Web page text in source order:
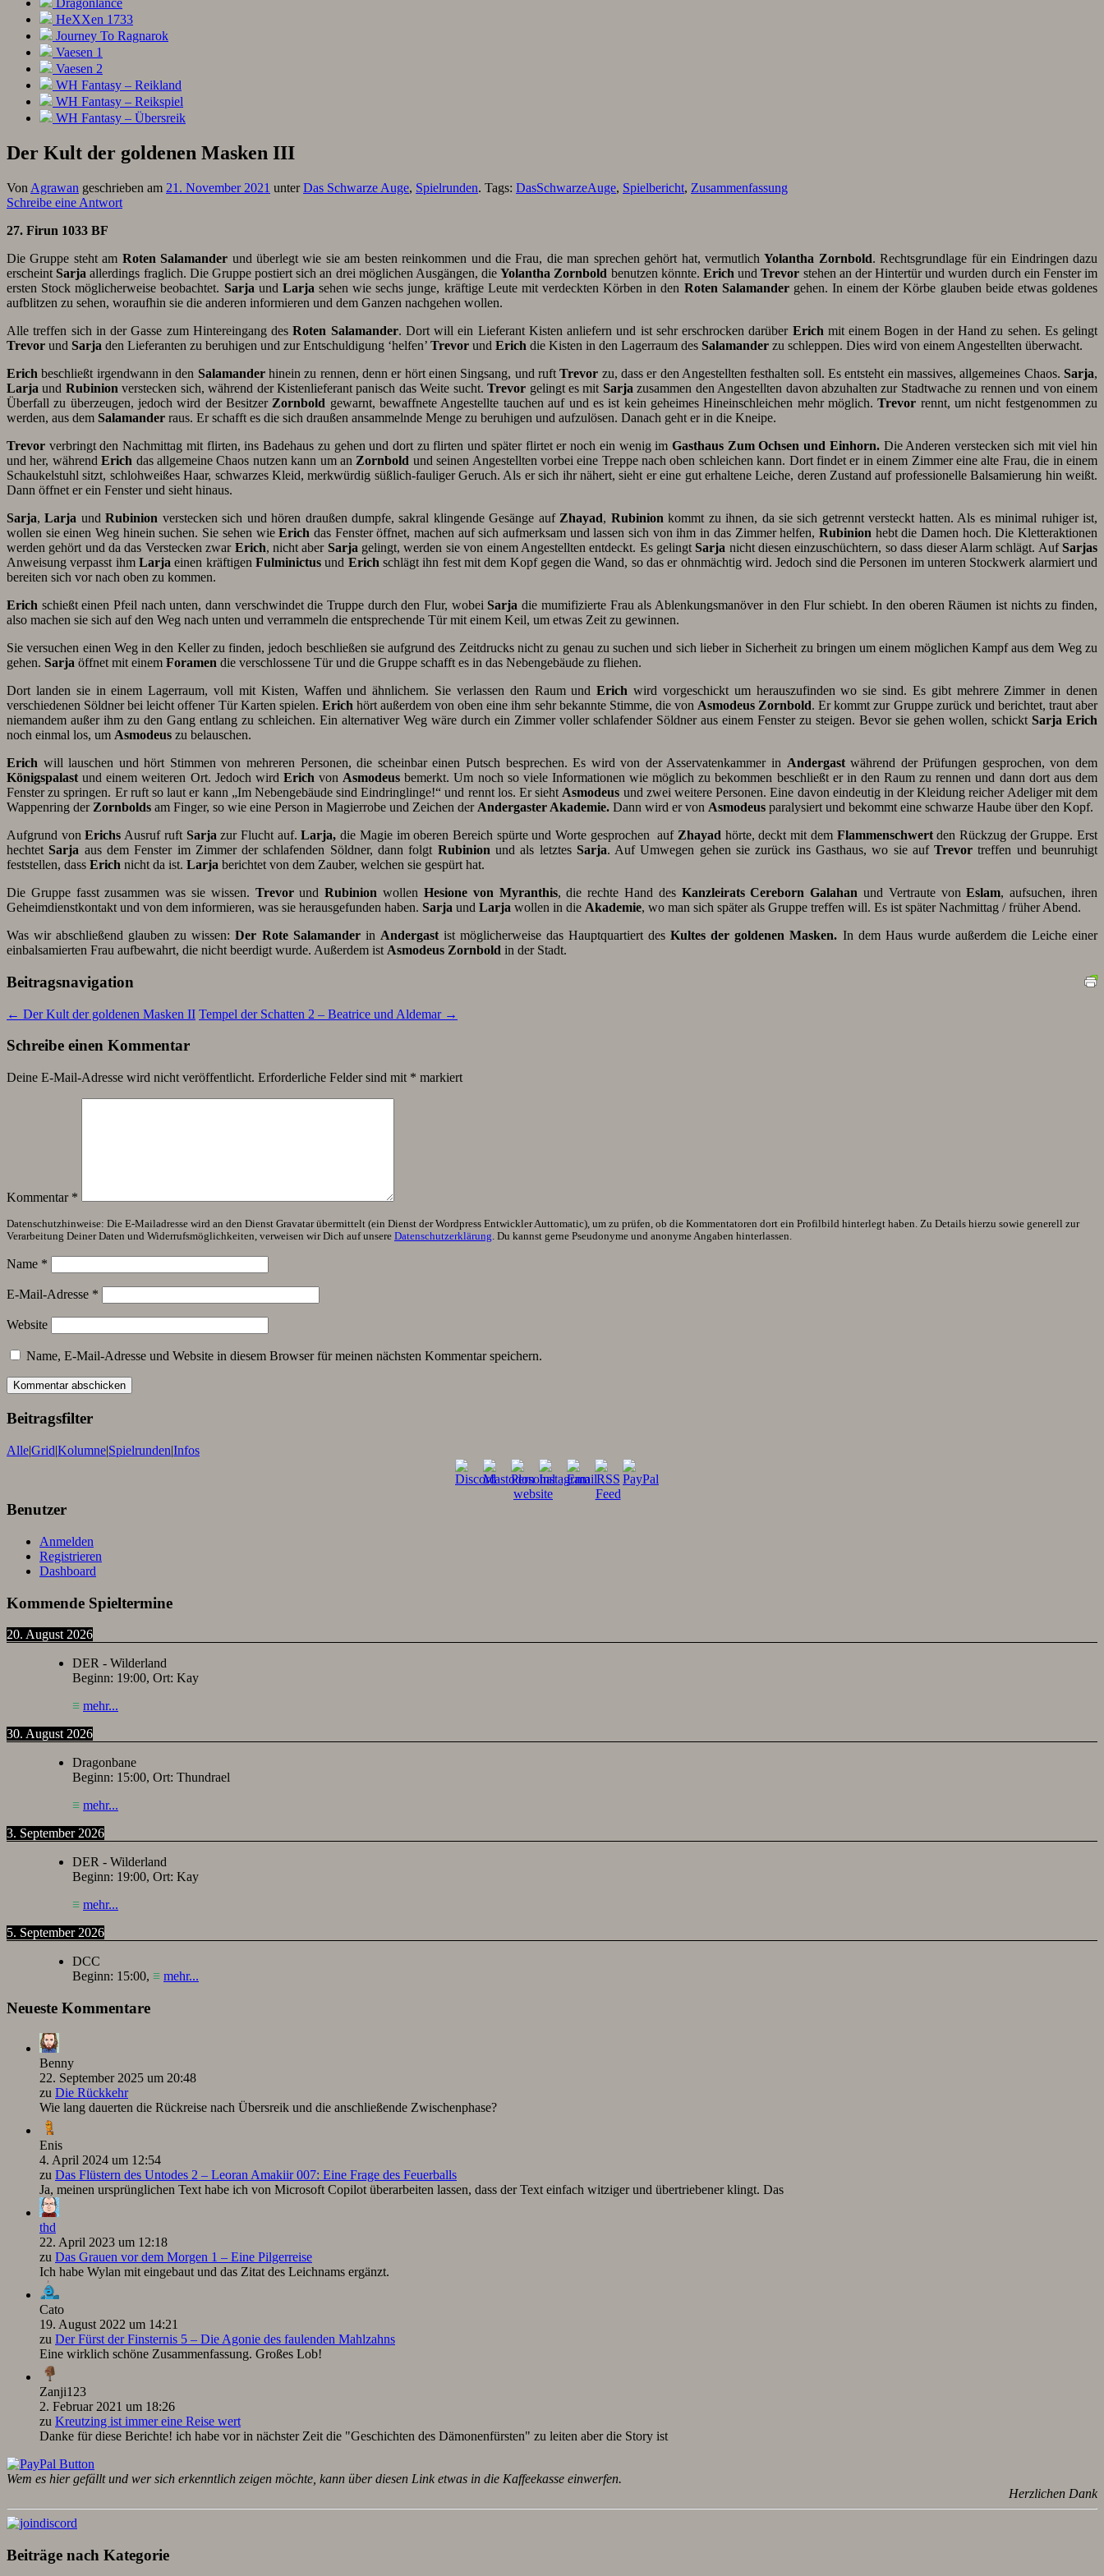
Dragonlance
HeXXen 1733
Journey To Ragnarok
Vaesen 1
Vaesen 2
WH Fantasy – Reikland
WH Fantasy – Reikspiel
WH Fantasy – Übersreik
Der Kult der goldenen Masken III
Von Agrawan geschrieben am 21. November 2021 unterDas Schwarze Auge, Spielrunden. Tags: DasSchwarzeAuge, Spielbericht, Zusammenfassung
Schreibe eine Antwort
27. Firun 1033 BF
Die Gruppe steht am Roten Salamander und überlegt wie sie am besten reinkommen und die Frau, die man sprechen gehört hat, vermutlichYolantha Zornbold. Rechtsgrundlage für ein Eindringen dazu
erscheintSarja allerdings fraglich. Die Gruppe postiert sich an drei möglichen Ausgängen, dieYolantha Zornbold benutzen könnte. Erich undTrevor stehen an der Hintertür und wurden durch ein Fenster im
ersten Stock möglicherweise beobachtet. Sarja und Larja sehen wie sechs junge, kräftige Leute mit verdeckten Körben in den Roten Salamandergehen. In einem der Körbe glauben beide etwas goldenes
aufblitzen zu sehen, woraufhin sie die anderen informieren und dem Ganzen nachgehen wollen.
Alle treffen sich in der Gasse zum Hintereingang desRoten Salamander. Dort will ein Lieferant Kisten anliefern und ist sehr erschrocken darüber Erich mit einem Bogen in der Hand zu sehen. Es gelingt
Trevor und Sarja den Lieferanten zu beruhigen und zur Entschuldigung ‘helfen’ Trevor und Erich die Kisten in den Lagerraum des Salamander zu schleppen. Dies wird von einem Angestellten überwacht.
Erich beschließt irgendwann in den Salamanderhinein zu rennen, denn er hört einen Singsang, und ruftTrevor zu, dass er den Angestellten festhalten soll. Es entsteht ein massives, allgemeines Chaos.Sarja,
Larja und Rubinion verstecken sich, während der Kistenlieferant panisch das Weite sucht.Trevor gelingt es mit Sarja zusammen den Angestellten davon abzuhalten zur Stadtwache zu rennen und von einem
Überfall zu überzeugen, jedoch wird der Besitzer Zornbold gewarnt, bewaffnete Angestellte tauchen auf und es ist kein geheimes Hineinschleichen mehr möglich.Trevor rennt, um nicht festgenommen zu
werden, aus dem Salamander raus. Er schafft es die sich draußen ansammelnde Menge zu beruhigen und aufzulösen. Danach geht er in die Kneipe.
Trevor verbringt den Nachmittag mit flirten, ins Badehaus zu gehen und dort zu flirten und später flirtet er noch ein wenig im Gasthaus Zum Ochsen und Einhorn. Die Anderen verstecken sich mit viel hin
und her, währendErich das allgemeine Chaos nutzen kann um an Zornbold und seinen Angestellten vorbei eine Treppe nach oben schleichen kann. Dort findet er in einem Zimmer eine alte Frau, die in einem
Schaukelstuhl sitzt, schlohweißes Haar, schwarzes Kleid, merkwürdig süßlich-fauliger Geruch. Als er sich ihr nähert, sieht er eine gut erhaltene Leiche, deren Zustand auf professionelle Balsamierung hin weißt.
Dann öffnet er ein Fenster und sieht hinaus.
Sarja,Larja undRubinion verstecken sich und hören draußen dumpfe, sakral klingende Gesänge auf Zhayad, Rubinion kommt zu ihnen, da sie sich getrennt versteckt hatten. Als es minimal ruhiger ist,
wollen sie einen Weg hinein suchen. Sie sehen wieErich das Fenster öffnet, machen auf sich aufmerksam und lassen sich von ihm in das Zimmer helfen, Rubinion hebt die Damen hoch. Die Kletteraktionen
werden gehört und da das Verstecken zwar Erich, nicht aber Sarja gelingt, werden sie von einem Angestellten entdeckt. Es gelingtSarja nicht diesen einzuschüchtern, so dass dieser Alarm schlägt. AufSarjas
Anweisung verpasst ihm Larja einen kräftigen Fulminictusund Erich schlägt ihn fest mit dem Kopf gegen die Wand, so das er ohnmächtig wird. Jedoch sind die Personen im unteren Stockwerk alarmiert und
bereiten sich vor nach oben zu kommen.
Erich schießt einen Pfeil nach unten, dann verschwindet die Truppe durch den Flur, wobeiSarja die mumifizierte Frau als Ablenkungsmanöver in den Flur schiebt. In den oberen Räumen ist nichts zu finden,
also machen sie sich auf den Weg nach unten und verrammeln die entsprechende Tür mit einem Keil, um etwas Zeit zu gewinnen.
Sie versuchen einen Weg in den Keller zu finden, jedoch beschließen sie aufgrund des Zeitdrucks nicht zu genau zu suchen und sich lieber in Sicherheit zu bringen um einem möglichen Kampf aus dem Weg zu
gehen. Sarja öffnet mit einem Foramen die verschlossene Tür und die Gruppe schafft es in das Nebengebäude zu fliehen.
Dort landen sie in einem Lagerraum, voll mit Kisten, Waffen und ähnlichem. Sie verlassen den Raum undErich wird vorgeschickt um herauszufinden wo sie sind. Es gibt mehrere Zimmer in denen
verschiedenen Söldner bei leicht offener Tür Karten spielen. Erich hört außerdem von oben eine ihm sehr bekannte Stimme, die von Asmodeus Zornbold. Er kommt zur Gruppe zurück und berichtet, traut aber
niemandem außer ihm zu den Gang entlang zu schleichen. Ein alternativer Weg wäre durch ein Zimmer voller schlafender Söldner aus einem Fenster zu steigen. Bevor sie gehen wollen, schickt Sarja Erich
noch einmal los, um Asmodeus zu belauschen.
Erich will lauschen und hört Stimmen von mehreren Personen, die scheinbar einen Putsch besprechen. Es wird von der Asservatenkammer in Andergastwährend der Prüfungen gesprochen, von dem
Königspalast und einem weiteren Ort. Jedoch wird Erich von Asmodeus bemerkt. Um noch so viele Informationen wie möglich zu bekommen beschließt er in den Raum zu rennen und dann dort aus dem
Fenster zu springen. Er ruft so laut er kann „Im Nebengebäude sind Eindringlinge!“ und rennt los. Er sieht Asmodeus und zwei weitere Personen. Eine davon eindeutig in der Kleidung reicher Adeliger mit dem
Wappenring der Zornbolds am Finger, so wie eine Person in Magierrobe und Zeichen der Andergaster Akademie. Dann wird er von Asmodeus paralysiert und bekommt eine schwarze Haube über den Kopf.
Aufgrund vonErichs Ausruf ruft Sarja zur Flucht auf.Larja,die Magie im oberen Bereich spürte und Worte gesprochen auf Zhayad hörte, deckt mit dem Flammenschwertden Rückzug der Gruppe. Erst
hechtetSarja aus dem Fenster im Zimmer der schlafenden Söldner, dann folgt Rubinion und als letztes Sarja. Auf Umwegen gehen sie zurück ins Gasthaus, wo sie aufTrevor treffen und beunruhigt
feststellen, dass Erich nicht da ist. Larja berichtet von dem Zauber, welchen sie gespürt hat.
Die Gruppe fasst zusammen was sie wissen. TrevorundRubinion wollen Hesione von Myranthis, die rechte Hand des Kanzleirats Cereborn Galahan und Vertraute vonEslam, aufsuchen, ihren
Geheimdienstkontakt und von dem informieren, was sie herausgefunden haben. Sarja und Larja wollen in die Akademie, wo man sich später als Gruppe treffen will. Es ist später Nachmittag / früher Abend.
Was wir abschließend glauben zu wissen:Der Rote Salamanderin Andergastist möglicherweise das Hauptquartiert des Kultes der goldenen Masken. In dem Haus wurde außerdem die Leiche einer
einbalsamierten Frau aufbewahrt, die nicht beerdigt wurde. Außerdem ist Asmodeus Zornbold in der Stadt.
Beitragsnavigation
← Der Kult der goldenen Masken II Tempel der Schatten 2 – Beatrice und Aldemar →
Schreibe einen Kommentar
Deine E-Mail-Adresse wird nicht veröffentlicht. Erforderliche Felder sind mit * markiert
Kommentar *
Datenschutzhinweise: Die E-Mailadresse wird an den Dienst Gravatar übermittelt (ein Dienst der Wordpress Entwickler Auttomatic), um zu prüfen, ob die Kommentatoren dort ein Profilbild hinterlegt haben. Zu Details hierzu sowie generell zur
Verarbeitung Deiner Daten und Widerrufsmöglichkeiten, verweisen wir Dich auf unsere Datenschutzerklärung. Du kannst gerne Pseudonyme und anonyme Angaben hinterlassen.
Name *
E-Mail-Adresse *
Website
Name, E-Mail-Adresse und Website in diesem Browser für meinen nächsten Kommentar speichern.
Beitragsfilter
Alle|Grid|Kolumne|Spielrunden|Infos
Benutzer
Anmelden
Registrieren
Dashboard
Kommende Spieltermine
20. August 2026
DER - Wilderland
Beginn: 19:00, Ort: Kay
≡ mehr...
30. August 2026
Dragonbane
Beginn: 15:00, Ort: Thundrael
≡ mehr...
3. September 2026
DER - Wilderland
Beginn: 19:00, Ort: Kay
≡ mehr...
5. September 2026
DCC
Beginn: 15:00, ≡ mehr...
Neueste Kommentare
Benny
22. September 2025 um 20:48
zu Die Rückkehr
Wie lang dauerten die Rückreise nach Übersreik und die anschließende Zwischenphase?
Enis
4. April 2024 um 12:54
zu Das Flüstern des Untodes 2 – Leoran Amakiir 007: Eine Frage des Feuerballs
Ja, meinen ursprünglichen Text habe ich von Microsoft Copilot überarbeiten lassen, dass der Text einfach witziger und übertriebener klingt. Das
thd
22. April 2023 um 12:18
zu Das Grauen vor dem Morgen 1 – Eine Pilgerreise
Ich habe Wylan mit eingebaut und das Zitat des Leichnams ergänzt.
Cato
19. August 2022 um 14:21
zu Der Fürst der Finsternis 5 – Die Agonie des faulenden Mahlzahns
Eine wirklich schöne Zusammenfassung. Großes Lob!
Zanji123
2. Februar 2021 um 18:26
zu Kreutzing ist immer eine Reise wert
Danke für diese Berichte! ich habe vor in nächster Zeit die "Geschichten des Dämonenfürsten" zu leiten aber die Story ist
Wem es hier gefällt und wer sich erkenntlich zeigen möchte, kann über diesen Link etwas in die Kaffeekasse einwerfen.
Herzlichen Dank
Beiträge nach Kategorie